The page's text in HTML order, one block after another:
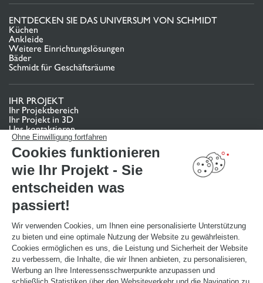
Ohne Einwilligung fortfahren
Cookies funktionieren
wie Ihr Projekt - Sie
entscheiden was
passiert!
Wir verwenden Cookies, um Ihnen eine personalisierte Unterstützung
zu bieten und eine optimale Nutzung der Website zu gewährleisten.
Cookies ermöglichen es uns, die Leistung und Sicherheit der Website
zu verbessern, die Inhalte, die wir Ihnen anbieten, zu personalisieren,
Werbung an Ihre Interessensschwerpunkte anzupassen und
ENTDECKEN SIE DAS UNIVERSUM VON SCHMIDT
Küchen
Ankleide
Weitere Einrichtungslösungen
Bäder
Schmidt für Geschäftsräume
IHR PROJEKT
Ihr Projektbereich
Ihr Projekt in 3D
Uns kontaktieren
Finden Sie Ihr Studio
TERMIN VEREINBAREN
NÜTZLICHE LINKS
Aktionswochen
Montageanleitung und Pflegeleitfaden
Katalog herunterladen
ÜBER
News aus dem Unternehmen
Karriere - Wir stellen ein